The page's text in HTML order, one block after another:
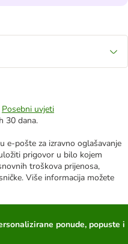
Posebni uvjeti
30 dana.
e-pošte za izravno oglašavanje
prigovor u bilo kojem
troškova prijenosa,
Više informacija možete
ponude, popuste i